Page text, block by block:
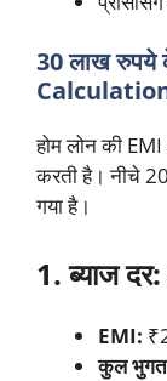
30 लाख रुपये
होम लोन की EMI
करती है। नीचे
गया है।
1. ब्याज
EMI:
कुल